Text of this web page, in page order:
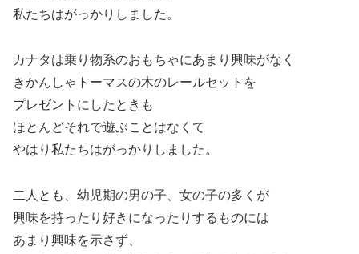
私たちはがっかりしました。
カナタは乗り物系のおもちゃにあまり興味がなく
きかんしゃトーマスの木のレールセットを
プレゼントにしたときも
ほとんどそれで遊ぶことはなくて
やはり私たちはがっかりしました。
二人とも、幼児期の男の子、女の子の多くが
興味を持ったり好きになったりするものには
あまり興味を示さず、